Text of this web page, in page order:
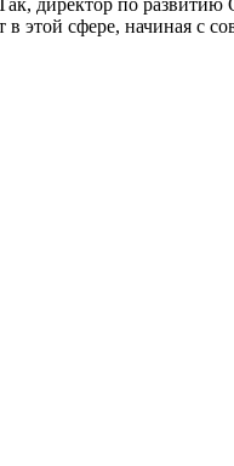
этой сфере, начиная с